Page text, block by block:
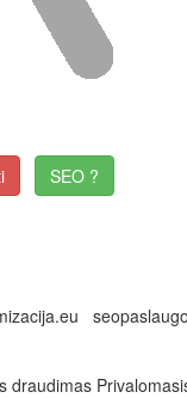
SEO ?